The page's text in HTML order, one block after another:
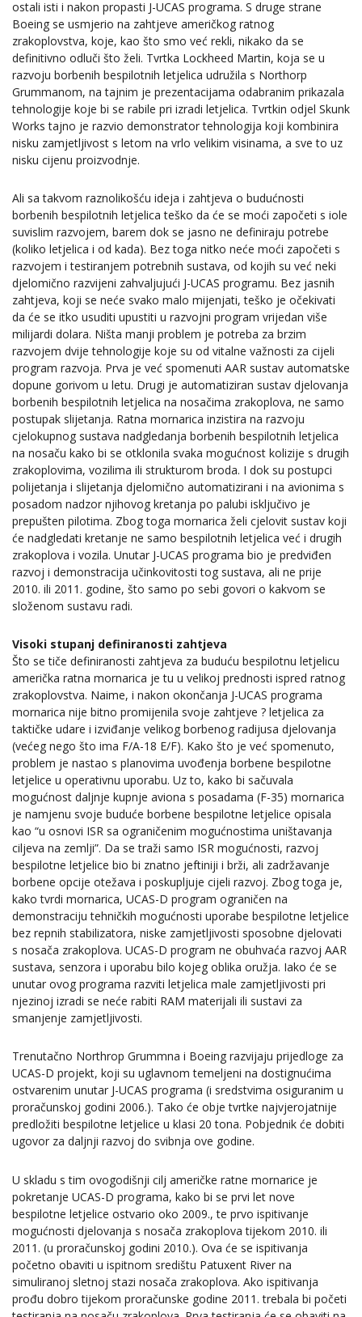
ostali isti i nakon propasti J-UCAS programa. S druge strane
Boeing se usmjerio na zahtjeve američkog ratnog
zrakoplovstva, koje, kao što smo već rekli, nikako da se
definitivno odluči što želi. Tvrtka Lockheed Martin, koja se u
razvoju borbenih bespilotnih letjelica udružila s Northorp
Grummanom, na tajnim je prezentacijama odabranim prikazala
tehnologije koje bi se rabile pri izradi letjelica. Tvrtkin odjel Skunk
Works tajno je razvio demonstrator tehnologija koji kombinira
nisku zamjetljivost s letom na vrlo velikim visinama, a sve to uz
nisku cijenu proizvodnje.
Ali sa takvom raznolikošću ideja i zahtjeva o budućnosti
borbenih bespilotnih letjelica teško da će se moći započeti s iole
suvislim razvojem, barem dok se jasno ne definiraju potrebe
(koliko letjelica i od kada). Bez toga nitko neće moći započeti s
razvojem i testiranjem potrebnih sustava, od kojih su već neki
djelomično razvijeni zahvaljujući J-UCAS programu. Bez jasnih
zahtjeva, koji se neće svako malo mijenjati, teško je očekivati
da će se itko usuditi upustiti u razvojni program vrijedan više
milijardi dolara. Ništa manji problem je potreba za brzim
razvojem dvije tehnologije koje su od vitalne važnosti za cijeli
program razvoja. Prva je već spomenuti AAR sustav automatske
dopune gorivom u letu. Drugi je automatiziran sustav djelovanja
borbenih bespilotnih letjelica na nosačima zrakoplova, ne samo
postupak slijetanja. Ratna mornarica inzistira na razvoju
cjelokupnog sustava nadgledanja borbenih bespilotnih letjelica
na nosaču kako bi se otklonila svaka mogućnost kolizije s drugih
zrakoplovima, vozilima ili strukturom broda. I dok su postupci
polijetanja i slijetanja djelomično automatizirani i na avionima s
posadom nadzor njihovog kretanja po palubi isključivo je
prepušten pilotima. Zbog toga mornarica želi cjelovit sustav koji
će nadgledati kretanje ne samo bespilotnih letjelica već i drugih
zrakoplova i vozila. Unutar J-UCAS programa bio je predviđen
razvoj i demonstracija učinkovitosti tog sustava, ali ne prije
2010. ili 2011. godine, što samo po sebi govori o kakvom se
složenom sustavu radi.
Visoki stupanj definiranosti zahtjeva
Što se tiče definiranosti zahtjeva za buduću bespilotnu letjelicu
američka ratna mornarica je tu u velikoj prednosti ispred ratnog
zrakoplovstva. Naime, i nakon okončanja J-UCAS programa
mornarica nije bitno promijenila svoje zahtjeve ? letjelica za
taktičke udare i izviđanje velikog borbenog radijusa djelovanja
(većeg nego što ima F/A-18 E/F). Kako što je već spomenuto,
problem je nastao s planovima uvođenja borbene bespilotne
letjelice u operativnu uporabu. Uz to, kako bi sačuvala
mogućnost daljnje kupnje aviona s posadama (F-35) mornarica
je namjenu svoje buduće borbene bespilotne letjelice opisala
kao “u osnovi ISR sa ograničenim mogućnostima uništavanja
ciljeva na zemlji”. Da se traži samo ISR mogućnosti, razvoj
bespilotne letjelice bio bi znatno jeftiniji i brži, ali zadržavanje
borbene opcije otežava i poskupljuje cijeli razvoj. Zbog toga je,
kako tvrdi mornarica, UCAS-D program ograničen na
demonstraciju tehničkih mogućnosti uporabe bespilotne letjelice
bez repnih stabilizatora, niske zamjetljivosti sposobne djelovati
s nosača zrakoplova. UCAS-D program ne obuhvaća razvoj AAR
sustava, senzora i uporabu bilo kojeg oblika oružja. Iako će se
unutar ovog programa razviti letjelica male zamjetljivosti pri
njezinoj izradi se neće rabiti RAM materijali ili sustavi za
smanjenje zamjetljivosti.
Trenutačno Northrop Grummna i Boeing razvijaju prijedloge za
UCAS-D projekt, koji su uglavnom temeljeni na dostignućima
ostvarenim unutar J-UCAS programa (i sredstvima osiguranim u
proračunskoj godini 2006.). Tako će obje tvrtke najvjerojatnije
predložiti bespilotne letjelice u klasi 20 tona. Pobjednik će dobiti
ugovor za daljnji razvoj do svibnja ove godine.
U skladu s tim ovogodišnji cilj američke ratne mornarice je
pokretanje UCAS-D programa, kako bi se prvi let nove
bespilotne letjelice ostvario oko 2009., te prvo ispitivanje
mogućnosti djelovanja s nosača zrakoplova tijekom 2010. ili
2011. (u proračunskoj godini 2010.). Ova će se ispitivanja
početno obaviti u ispitnom središtu Patuxent River na
simuliranoj sletnoj stazi nosača zrakoplova. Ako ispitivanja
prođu dobro tijekom proračunske godine 2011. trebala bi početi